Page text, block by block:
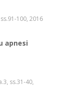
100, 2016
apnesi
ss.31-40,